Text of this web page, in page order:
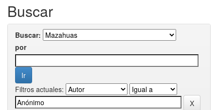
Buscar
Buscar:
por
Filtros actuales: